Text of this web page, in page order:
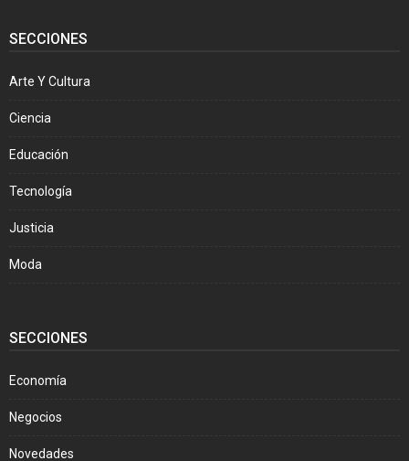
SECCIONES
Arte Y Cultura
Ciencia
Educación
Tecnología
Justicia
Moda
SECCIONES
Economía
Negocios
Novedades